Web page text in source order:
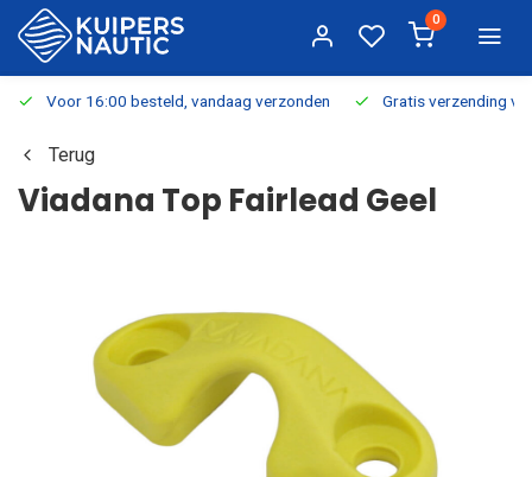
0
Voor 16:00 besteld, vandaag verzonden Gratis verzending
Terug
Viadana Top Fairlead Geel